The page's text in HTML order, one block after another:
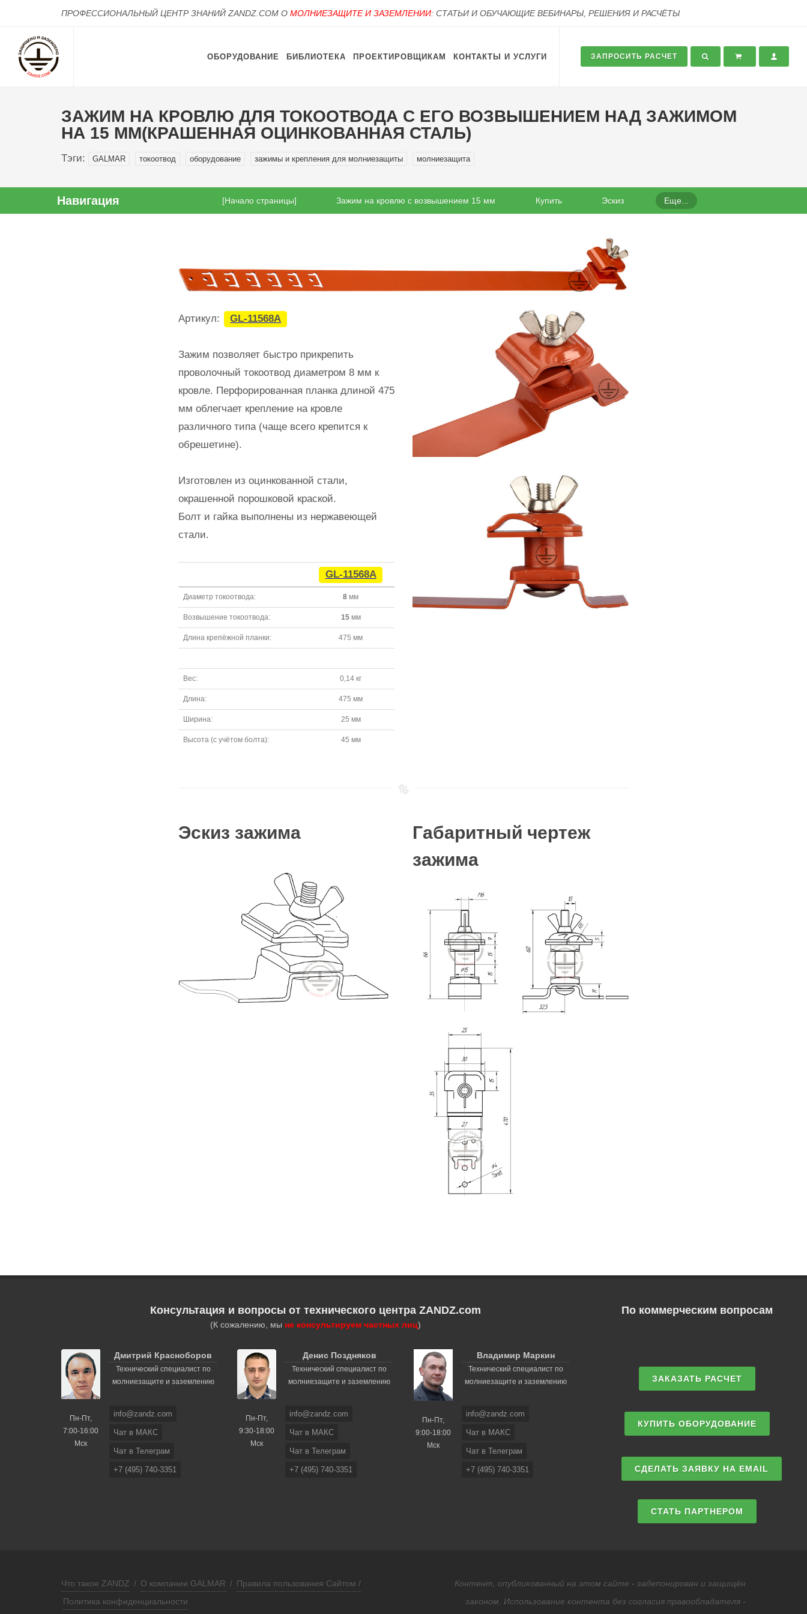
ПРОФЕССИОНАЛЬНЫЙ ЦЕНТР ЗНАНИЙ ZANDZ.COM О МОЛНИЕЗАЩИТЕ И ЗАЗЕМЛЕНИИ: СТАТЬИ И ОБУЧАЮЩИЕ ВЕБИНАРЫ, РЕШЕНИЯ И РАСЧЁТЫ
ОБОРУДОВАНИЕ БИБЛИОТЕКА ПРОЕКТИРОВЩИКАМ КОНТАКТЫ И УСЛУГИ ЗАПРОСИТЬ РАСЧЕТ
ЗАЖИМ НА КРОВЛЮ ДЛЯ ТОКООТВОДА С ЕГО ВОЗВЫШЕНИЕМ НАД ЗАЖИМОМ
НА 15 ММ(КРАШЕННАЯ ОЦИНКОВАННАЯ СТАЛЬ)
Тэги: GALMAR токоотвод оборудование зажимы и крепления для молниезащиты молниезащита
Навигация [Начало страницы] Зажим на кровлю с возвышением 15 мм Купить Эскиз Еще...
Артикул: GL-11568A
Зажим позволяет быстро прикрепить
проволочный токоотвод диаметром 8 мм к
кровле. Перфорированная планка длиной 475
мм облегчает крепление на кровле
различного типа (чаще всего крепится к
обрешетине).
Изготовлен из оцинкованной стали,
окрашенной порошковой краской.
Болт и гайка выполнены из нержавеющей
стали.
GL-11568A
Диаметр токоотвода: 8 мм
Возвышение токоотвода: 15мм
Длина крепёжной планки: 475 мм
Вес: 0,14 кг
Длина: 475 мм
Ширина: 25 мм
Высота (с учётом болта): 45 мм
Эскиз зажима
Габаритный чертеж
зажима
Консультация и вопросы от технического центра ZANDZ.com
(К сожалению, мы не консультируем частных лиц)
Пн-Пт,
7:00-16:00
Мск
Дмитрий Красноборов
Технический специалист по
молниезащите и заземлению
info@zandz.com
Чат в МАКС
Чат в Телеграм
+7 (495) 740-3351
Пн-Пт,
9:30-18:00
Мск
Денис Поздняков
Технический специалист по
молниезащите и заземлению
info@zandz.com
Чат в МАКС
Чат в Телеграм
+7 (495) 740-3351
Пн-Пт,
9:00-18:00
Мск
Владимир Маркин
Технический специалист по
молниезащите и заземлению
info@zandz.com
Чат в МАКС
Чат в Телеграм
+7 (495) 740-3351
По коммерческим вопросам
ЗАКАЗАТЬ РАСЧЕТ
КУПИТЬ ОБОРУДОВАНИЕ
СДЕЛАТЬ ЗАЯВКУ НА EMAIL
СТАТЬ ПАРТНЕРОМ
Что такое ZANDZ / О компании GALMAR / Правила пользования Сайтом /
Политика конфиденциальности
Контент, опубликованный на этом сайте - задепонирован и защищён
законом. Использование контента без согласия правообладателя -